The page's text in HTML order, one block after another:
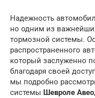
Надежность
но одним из
тормозной системы.
распространенного
который заслуженно
благодаря своей
мы подробно
системы Шевроле Авео